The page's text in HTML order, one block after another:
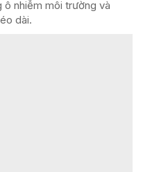
ô nhiễm môi trường và
dài.